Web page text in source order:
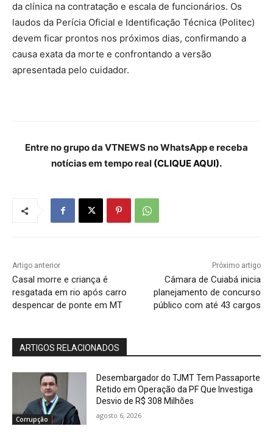
da clínica na contratação e escala de funcionários. Os
laudos da Perícia Oficial e Identificação Técnica (Politec)
devem ficar prontos nos próximos dias, confirmando a
causa exata da morte e confrontando a versão
apresentada pelo cuidador.
Entre no grupo da VTNEWS no WhatsApp e receba
notícias em tempo real (CLIQUE AQUI).
Artigo anterior
Casal morre e criança é
resgatada em rio após carro
despencar de ponte em MT
Próximo artigo
Câmara de Cuiabá inicia
planejamento de concurso
público com até 43 cargos
ARTIGOS RELACIONADOS
Corrupção
Desembargador do TJMT Tem Passaporte
Retido em Operação da PF Que Investiga
Desvio de R$ 308 Milhões
agosto 6, 2026